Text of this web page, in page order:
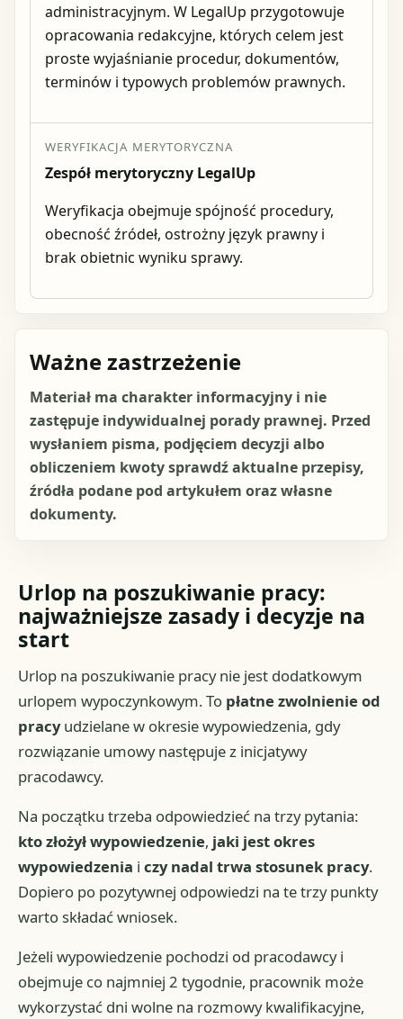
administracyjnym. W LegalUp przygotowuje
opracowania redakcyjne, których celem jest
proste wyjaśnianie procedur, dokumentów,
terminów i typowych problemów prawnych.
WERYFIKACJA MERYTORYCZNA
Zespół merytoryczny LegalUp
Weryfikacja obejmuje spójność procedury,
obecność źródeł, ostrożny język prawny i
brak obietnic wyniku sprawy.
Ważne zastrzeżenie
Materiał ma charakter informacyjny i nie
zastępuje indywidualnej porady prawnej. Przed
wysłaniem pisma, podjęciem decyzji albo
obliczeniem kwoty sprawdź aktualne przepisy,
źródła podane pod artykułem oraz własne
dokumenty.
Urlop na poszukiwanie pracy:
najważniejsze zasady i decyzje na
start
Urlop na poszukiwanie pracy nie jest dodatkowym
urlopem wypoczynkowym. To płatne zwolnienie od
pracyudzielane w okresie wypowiedzenia, gdy
rozwiązanie umowy następuje z inicjatywy
pracodawcy.
Na początku trzeba odpowiedzieć na trzy pytania:
kto złożył wypowiedzenie, jaki jest okres
wypowiedzenia iczy nadal trwa stosunek pracy.
Dopiero po pozytywnej odpowiedzi na te trzy punkty
warto składać wniosek.
Jeżeli wypowiedzenie pochodzi od pracodawcy i
obejmuje co najmniej 2 tygodnie, pracownik może
wykorzystać dni wolne na rozmowy kwalifikacyjne,